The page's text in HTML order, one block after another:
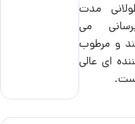
مدت
می
و مرطوب
ای عالی